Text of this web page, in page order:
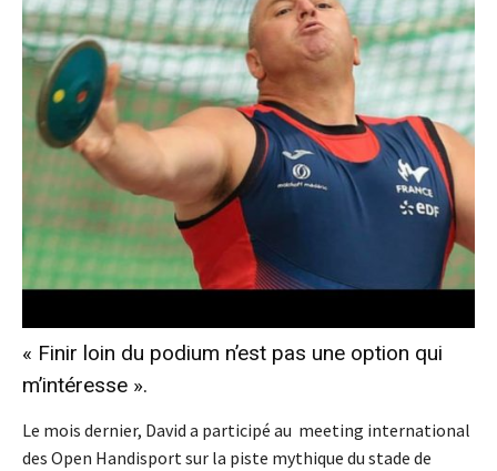
« Finir loin du podium n’est pas une option qui
m’intéresse ».
Le mois dernier, David a participé au meeting international
des Open Handisport sur la piste mythique du stade de